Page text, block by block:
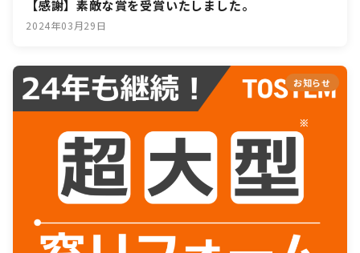
【感謝】素敵な賞を受賞いたしました。
2024年03月29日
お知らせ